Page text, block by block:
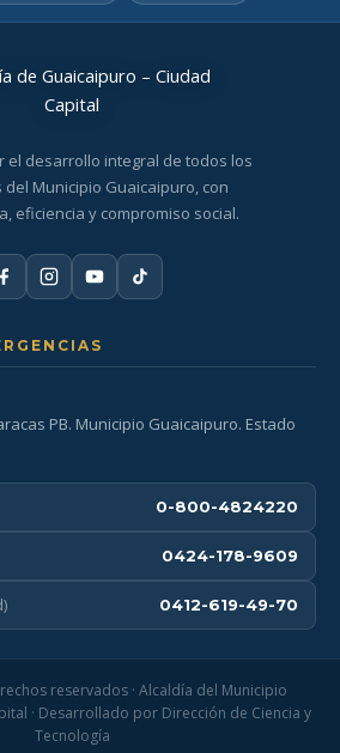
el desarrollo integral de todos los
Municipio Guaicaipuro, con
eficiencia y compromiso social.
PB. Municipio Guaicaipuro. Estado
0-800-4824220
0424-178-9609
0412-619-49-70
reservados · Alcaldía del Municipio
· Desarrollado por Dirección de Ciencia y
Tecnología